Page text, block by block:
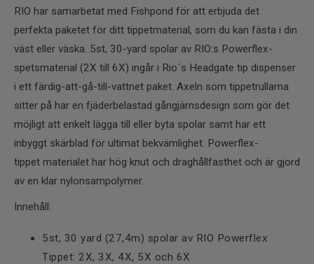
RIO har samarbetat med Fishpond för att erbjuda det
perfekta paketet för ditt tippetmaterial, som du kan fästa i din
väst eller väska. 5st, 30-yard spolar av RIO:s Powerflex-
spetsmaterial (2X till 6X) ingår i Rio´s Headgate tip dispenser
i ett färdig-att-gå-till-vattnet paket. Axeln som tippetrullarna
sitter på har en fjäderbelastad gångjärnsdesign som gör det
möjligt att enkelt lägga till eller byta spolar samt har ett
inbyggt skärblad för ultimat bekvämlighet. Powerflex-
tippet materialet har hög knut och draghållfasthet och är gjord
av en klar nylonsampolymer.
Innehåll:
5st, 30 yard (27,4m) spolar av RIO Powerflex
Tippet: 2X, 3X, 4X, 5X och 6X